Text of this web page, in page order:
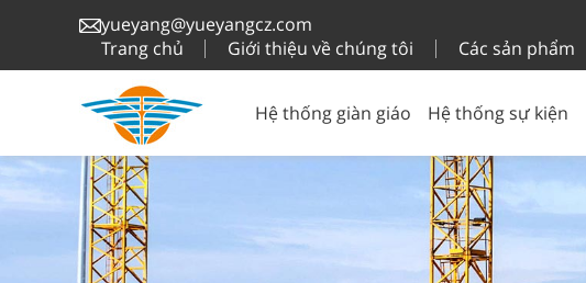
yueyang@yueyangcz.com
Trang chủ
Giới thiệu về chúng tôi Các sản phẩm
Hệ thống giàn giáo Hệ thống sự kiện